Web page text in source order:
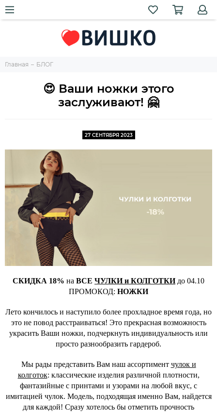
Главная БЛОГ
😍 Ваши ножки этого
заслуживают! 🤗
27 СЕНТЯБРЯ 2023
СКИДКА 18% на ВСЕ ЧУЛКИ и КОЛГОТКИдо 04.10
ПРОМОКОД: НОЖКИ
Лето кончилось и наступило более прохладное время года, но
это не повод расстраиваться! Это прекрасная возможность
украсить Ваши ножки, подчеркнуть индивидуальность или
просто разнообразить гардероб.
Мы рады представить Вам наш ассортимент чулок и
колготок: классические изделия различной плотности,
фантазийные с принтами и узорами на любой вкус, с
имитацией чулок. Модель, подходящая именно Вам, найдется
для каждой! Сразу хотелось бы отметить прочность